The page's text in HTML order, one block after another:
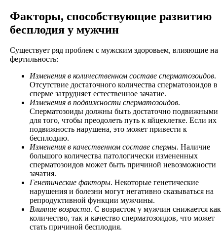
Факторы, способствующие развитию
бесплодия у мужчин
Существует ряд проблем с мужским здоровьем, влияющие на
фертильность:
Изменения в количественном составе сперматозоидов.
Отсутствие достаточного количества сперматозоидов в
сперме затрудняет естественное зачатие.
Изменения в подвижности сперматозоидов.
Сперматозоиды должны быть достаточно подвижными
для того, чтобы преодолеть путь к яйцеклетке. Если их
подвижность нарушена, это может привести к
бесплодию.
Изменения в качественном составе спермы. Наличие
большого количества патологически измененных
сперматозоидов может быть причиной невозможности
зачатия.
Генетические факторы. Некоторые генетические
нарушения и болезни могут негативно сказываться на
репродуктивной функции мужчины.
Влияние возраста. С возрастом у мужчин снижается как
количество, так и качество сперматозоидов, что может
стать причиной бесплодия.